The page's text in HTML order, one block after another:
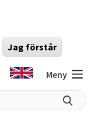
Jag förstår
Meny